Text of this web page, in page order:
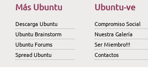
Más Ubuntu
Descarga Ubuntu
Ubuntu Brainstorm
Ubuntu Forums
Spread Ubuntu
Ubuntu-ve
Compromiso Social
Nuestra Galería
Ser Miembro!!!
Contactos